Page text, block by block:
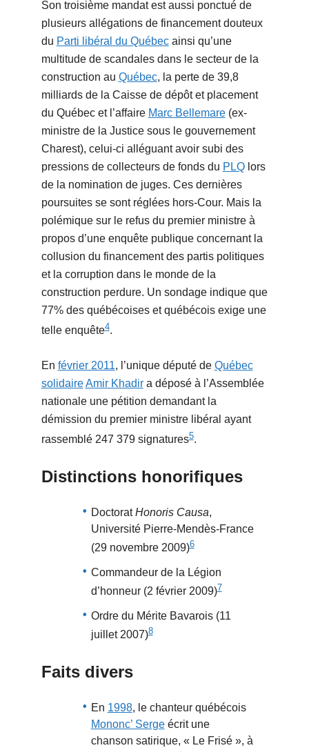
Son troisième mandat est aussi ponctué de
plusieurs allégations de financement douteux
du Parti libéral du Québecainsi qu’une
multitude de scandales dans le secteur de la
construction au Québec, la perte de 39,8
milliards de la Caisse de dépôt et placement
du Québec et l’affaire Marc Bellemare(ex-
ministre de la Justice sous le gouvernement
Charest), celui-ci alléguant avoir subi des
pressions de collecteurs de fonds du PLQlors
de la nomination de juges. Ces dernières
poursuites se sont réglées hors-Cour. Mais la
polémique sur le refus du premier ministre à
propos d’une enquête publique concernant la
collusion du financement des partis politiques
et la corruption dans le monde de la
construction perdure. Un sondage indique que
77% des québécoises et québécois exige une
telle enquête4.
En février 2011, l’unique député de Québec
solidaireAmir Khadira déposé à l’Assemblée
nationale une pétition demandant la
démission du premier ministre libéral ayant
rassemblé 247 379 signatures5.
Distinctions honorifiques
DoctoratHonoris Causa,
Université Pierre-Mendès-France
(29 novembre 2009)6
Commandeur de la Légion
d’honneur (2 février 2009)7
Ordre du Mérite Bavarois (11
juillet 2007)8
Faits divers
En 1998, le chanteur québécois
Mononc’ Sergeécrit une
chanson satirique, « Le Frisé », à